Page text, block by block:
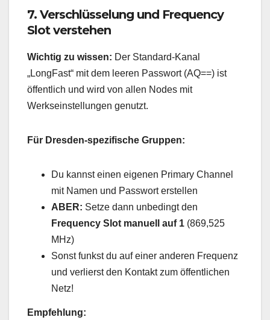
7. Verschlüsselung und Frequency
Slot verstehen
Wichtig zu wissen: Der Standard-Kanal
„LongFast“ mit dem leeren Passwort (AQ==) ist
öffentlich und wird von allen Nodes mit
Werkseinstellungen genutzt.
Für Dresden-spezifische Gruppen:
Du kannst einen eigenen Primary Channel
mit Namen und Passwort erstellen
ABER: Setze dann unbedingt den
Frequency Slot manuell auf 1 (869,525
MHz)
Sonst funkst du auf einer anderen Frequenz
und verlierst den Kontakt zum öffentlichen
Netz!
Empfehlung: